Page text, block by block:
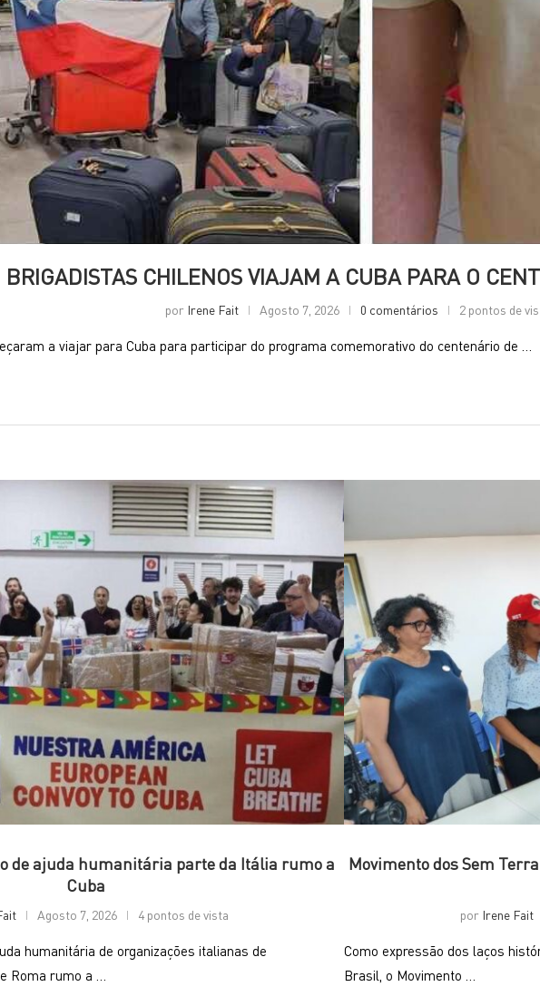
BRIGADISTAS CHILENOS VIAJAM A CUBA PARA O
por Irene Fait Agosto 7, 2026 0 comentários 2 pontos de
a viajar para Cuba para participar do programa comemorativo do centenário de …
de ajuda humanitária parte da Itália rumo a
Cuba
Agosto 7, 2026 4 pontos de vista
humanitária de organizações italianas de
Roma rumo a …
Movimento dos Sem
por Irene Fait
Como expressão dos laços
Brasil, o Movimento …